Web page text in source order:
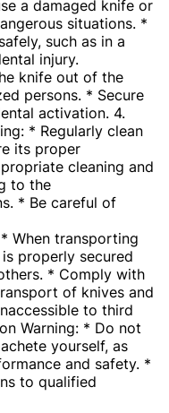
a damaged knife or
situations. *
such as in a
injury.
knife out of the
persons. * Secure
activation. 4.
* Regularly clean
its proper
cleaning and
to the
* Be careful of
When transporting
properly secured
* Comply with
of knives and
to third
Warning: * Do not
yourself, as
and safety. *
to qualified